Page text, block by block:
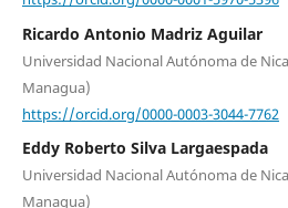
Ricardo Antonio Madriz Aguilar
Universidad Nacional Autónoma de
Managua)
https://orcid.org/0000-0003-3044-7762
Eddy Roberto Silva Largaespada
Universidad Nacional Autónoma de
Managua)